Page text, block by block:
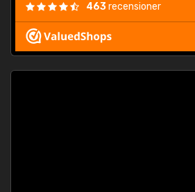
463recensioner